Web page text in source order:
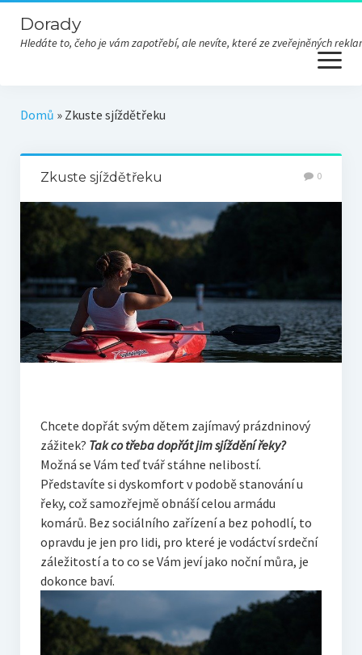
Dorady
Hledáte to, čeho je vám zapotřebí, ale nevíte, které ze zveřejněných
open
menu
Domů » Zkuste sjíždětřeku
Zkuste sjíždětřeku 0
Chcete dopřát svým dětem zajímavý prázdninový
zážitek? Tak co třeba dopřát jim sjíždění řeky?
Možná se Vám teď tvář stáhne nelibostí.
Představíte si dyskomfort v podobě stanování u
řeky, což samozřejmě obnáší celou armádu
komárů. Bez sociálního zařízení a bez pohodlí, to
opravdu je jen pro lidi, pro které je vodáctví srdeční
záležitostí a to co se Vám jeví jako noční můra, je
dokonce baví.